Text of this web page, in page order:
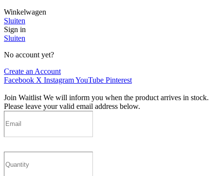
Winkelwagen
Sluiten
Sign in
Sluiten
No account yet?
Create an Account
Facebook X InstagramYouTube Pinterest
Join Waitlist We will inform you when the product arrives in stock.
Please leave your valid email address below.